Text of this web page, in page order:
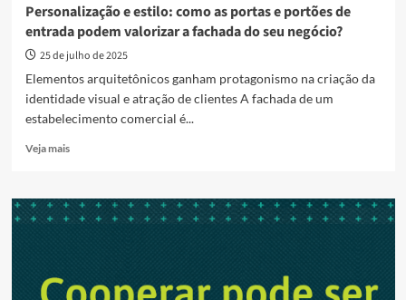
Personalização e estilo: como as portas e portões de
entrada podem valorizar a fachada do seu negócio?
25 de julho de 2025
Elementos arquitetônicos ganham protagonismo na criação da
identidade visual e atração de clientes A fachada de um
estabelecimento comercial é...
Veja maisRead
Personalização
portas